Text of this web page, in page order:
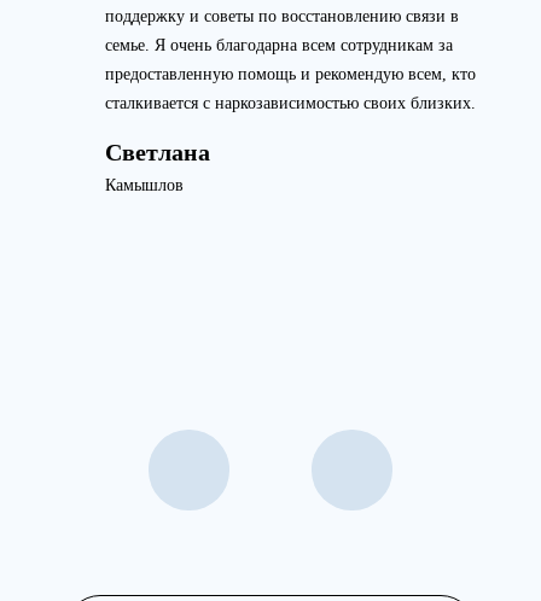
поддержку и советы по восстановлению связи в
семье. Я очень благодарна всем сотрудникам за
предоставленную помощь и рекомендую всем, кто
сталкивается с наркозависимостью своих близких.
Светлана
Камышлов